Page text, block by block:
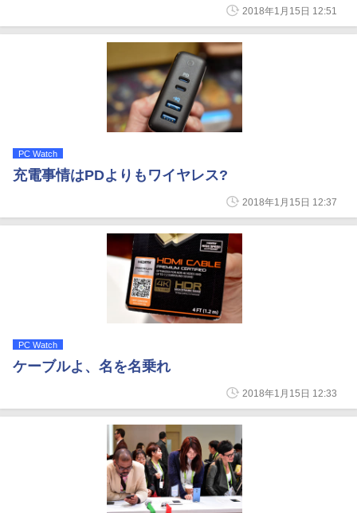
2018年1月15日 12:51
PC Watch
充電事情はPDよりもワイヤレス?
2018年1月15日 12:37
PC Watch
ケーブルよ、名を名乗れ
2018年1月15日 12:33